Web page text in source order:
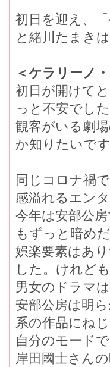
初日を迎え、
と緒川たまき
＜ケラリーノ
初日が開けて
っと不安でした
観客がいる劇
か知りたいです
同じコロナ禍
感溢れるエン
今年は安部公
もずっと暗め
娯楽要素はあ
した。けれど
男女のドラマ
安部公房は明
系の作品にね
自分のモード
岸田國士さん